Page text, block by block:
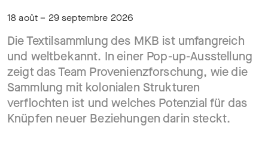
18 août – 29 septembre 2026
Die Textilsammlung des MKB ist umfangreich
und weltbekannt. In einer Pop-up-Ausstellung
zeigt das Team Provenienzforschung, wie die
Sammlung mit kolonialen Strukturen
verflochten ist und welches Potenzial für das
Knüpfen neuer Beziehungen darin steckt.